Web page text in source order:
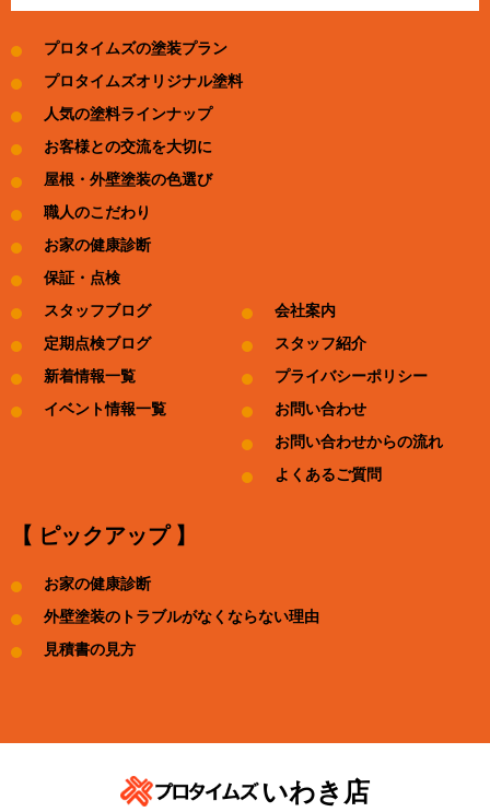
プロタイムズの塗装プラン
プロタイムズオリジナル塗料
人気の塗料ラインナップ
お客様との交流を大切に
屋根・外壁塗装の色選び
職人のこだわり
お家の健康診断
保証・点検
スタッフブログ
定期点検ブログ
新着情報一覧
イベント情報一覧
会社案内
スタッフ紹介
プライバシーポリシー
お問い合わせ
お問い合わせからの流れ
よくあるご質問
【 ピックアップ 】
お家の健康診断
外壁塗装のトラブルがなくならない理由
見積書の見方
いわき店